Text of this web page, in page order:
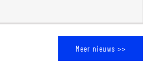
Meer nieuws >>